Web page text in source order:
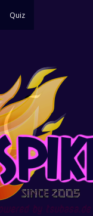
Quiz